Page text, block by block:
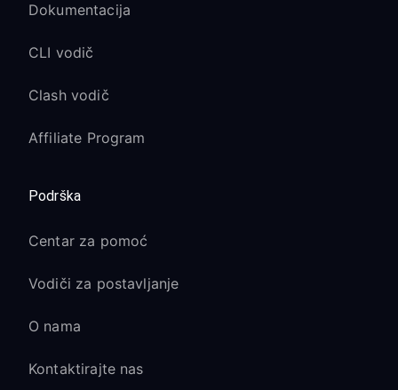
Dokumentacija
CLI vodič
Clash vodič
Affiliate Program
Podrška
Centar za pomoć
Vodiči za postavljanje
O nama
Kontaktirajte nas